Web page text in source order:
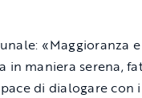
«Maggioranza e
in maniera serena,
di dialogare con i